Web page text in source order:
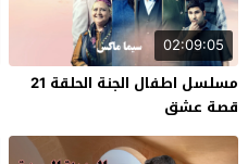
02:09:05
مسلسل اطفال الجنة الحلقة 21
قصة عشق